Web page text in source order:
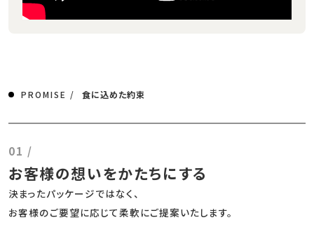
PROMISE / 食に込めた約束
01 /
お客様の想いをかたちにする
決まったパッケージではなく、
お客様のご要望に応じて柔軟にご提案いたします。